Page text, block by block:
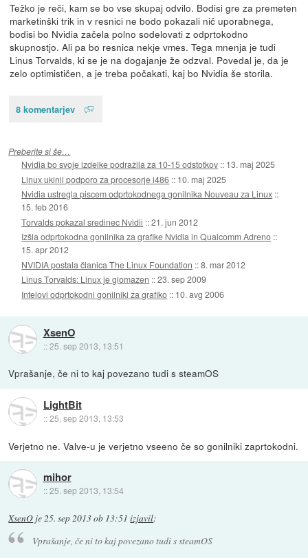
Težko je reči, kam se bo vse skupaj odvilo. Bodisi gre za premeten
marketinški trik in v resnici ne bodo pokazali nič uporabnega,
bodisi bo Nvidia začela polno sodelovati z odprtokodno
skupnostjo. Ali pa bo resnica nekje vmes. Tega mnenja je tudi
Linus Torvalds, ki se je na dogajanje že odzval. Povedal je, da je
zelo optimističen, a je treba počakati, kaj bo Nvidia še storila.
8 komentarjev
Preberite si še…
Nvidia bo svoje izdelke podražila za 10-15 odstotkov :: 13. maj 2025
Linux ukinil podporo za procesorje i486 :: 10. maj 2025
Nvidia ustregla piscem odprtokodnega gonilnika Nouveau za Linux ::
15. feb 2016
Torvalds pokazal sredinec Nvidii ::21. jun 2012
Izšla odprtokodna gonilnika za grafike Nvidia in Qualcomm Adreno ::
15. apr 2012
NVIDIA postala članica The Linux Foundation ::8. mar 2012
Linus Torvalds: Linux je glomazen ::23. sep 2009
Intelovi odprtokodni gonilniki za grafiko :: 10. avg 2006
XsenO
::25. sep 2013, 13:51
Vprašanje, če ni to kaj povezano tudi s steamOS
LightBit
::25. sep 2013, 13:53
Verjetno ne. Valve-u je verjetno vseeno če so gonilniki zaprtokodni.
mihor
::25. sep 2013, 13:54
XsenO je 25. sep 2013 ob 13:51 izjavil:
Vprašanje, če ni to kaj povezano tudi s steamOS